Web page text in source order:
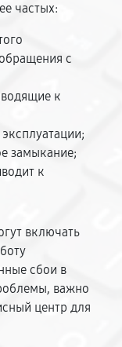
частых:
с
к
замыкание;
к
включать
сбои в
важно
центр для